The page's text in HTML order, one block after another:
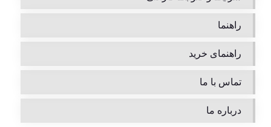
راهنما
راهنمای خرید
تماس با ما
درباره ما